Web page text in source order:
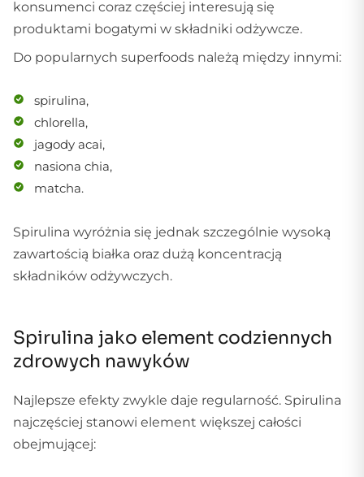
konsumenci coraz częściej interesują się
produktami bogatymi w składniki odżywcze.
Do popularnych superfoods należą między innymi:
spirulina,
chlorella,
jagody acai,
nasiona chia,
matcha.
Spirulina wyróżnia się jednak szczególnie wysoką
zawartością białka oraz dużą koncentracją
składników odżywczych.
Spirulina jako element codziennych
zdrowych nawyków
Najlepsze efekty zwykle daje regularność. Spirulina
najczęściej stanowi element większej całości
obejmującej: